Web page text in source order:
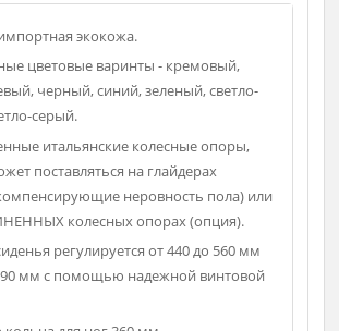
импортная экокожа.
цветовые варинты - кремовый,
черный, синий, зеленый, светло-
серый.